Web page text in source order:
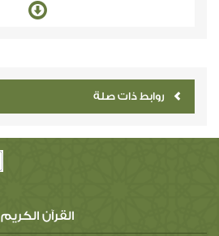
روابط ذات صلة
القرآن الكريم